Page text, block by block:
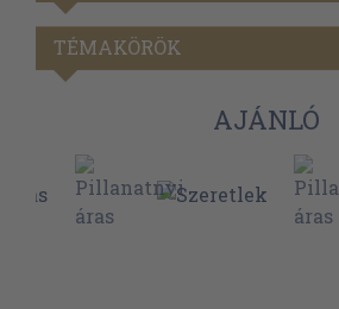
TÉMAKÖRÖK
AJÁNLÓ